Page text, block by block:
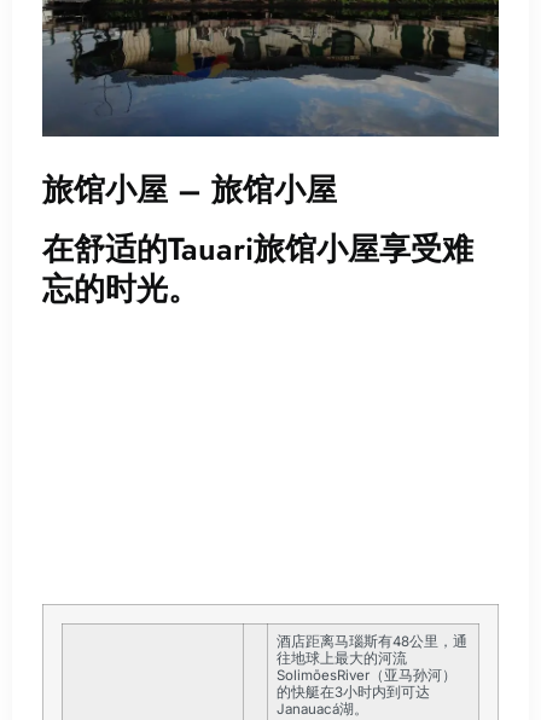
旅馆小屋 – 旅馆小屋
在舒适的Tauari旅馆小屋享受难
忘的时光。
酒店距离马瑙斯有48公里，通
往地球上最大的河流
SolimõesRiver（亚马孙河）
的快艇在3小时内到可达
Janauacá湖。